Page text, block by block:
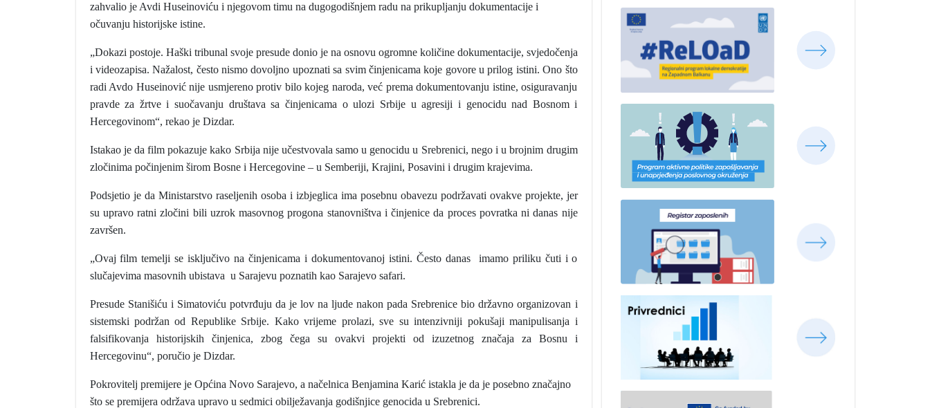
zahvalio je Avdi Huseinoviću i njegovom timu na dugogodišnjem radu na prikupljanju dokumentacije i
očuvanju historijske istine.
„Dokazi postoje. Haški tribunal svoje presude donio je na osnovu ogromne količine dokumentacije, svjedočenja
i videozapisa. Nažalost, često nismo dovoljno upoznati sa svim činjenicama koje govore u prilog istini. Ono što
radi Avdo Huseinović nije usmjereno protiv bilo kojeg naroda, već prema dokumentovanju istine, osiguravanju
pravde za žrtve i suočavanju društava sa činjenicama o ulozi Srbije u agresiji i genocidu nad Bosnom i
Hercegovinom“, rekao je Dizdar.
Istakao je da film pokazuje kako Srbija nije učestvovala samo u genocidu u Srebrenici, nego i u brojnim drugim
zločinima počinjenim širom Bosne i Hercegovine – u Semberiji, Krajini, Posavini i drugim krajevima.
Podsjetio je da Ministarstvo raseljenih osoba i izbjeglica ima posebnu obavezu podržavati ovakve projekte, jer
su upravo ratni zločini bili uzrok masovnog progona stanovništva i činjenice da proces povratka ni danas nije
završen.
„Ovaj film temelji se isključivo na činjenicama i dokumentovanoj istini. Često danas imamo priliku čuti i o
slučajevima masovnih ubistava u Sarajevu poznatih kao Sarajevo safari.
Presude Stanišiću i Simatoviću potvrđuju da je lov na ljude nakon pada Srebrenice bio državno organizovan i
sistemski podržan od Republike Srbije. Kako vrijeme prolazi, sve su intenzivniji pokušaji manipulisanja i
falsifikovanja historijskih činjenica, zbog čega su ovakvi projekti od izuzetnog značaja za Bosnu i
Hercegovinu“, poručio je Dizdar.
Pokrovitelj premijere je Općina Novo Sarajevo, a načelnica Benjamina Karić istakla je da je posebno značajno
što se premijera održava upravo u sedmici obilježavanja godišnjice genocida u Srebrenici.